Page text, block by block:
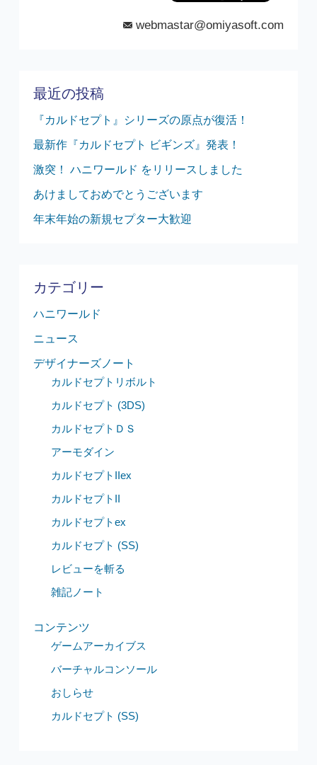
mail webmastar@omiyasoft.com
最近の投稿
『カルドセプト』シリーズの原点が復活！
最新作『カルドセプト ビギンズ』発表！
激突！ ハニワールド をリリースしました
あけましておめでとうございます
年末年始の新規セプター大歓迎
カテゴリー
ハニワールド
ニュース
デザイナーズノート
カルドセプトリボルト
カルドセプト (3DS)
カルドセプトＤＳ
アーモダイン
カルドセプトIIex
カルドセプトII
カルドセプトex
カルドセプト (SS)
レビューを斬る
雑記ノート
コンテンツ
ゲームアーカイブス
バーチャルコンソール
おしらせ
カルドセプト (SS)